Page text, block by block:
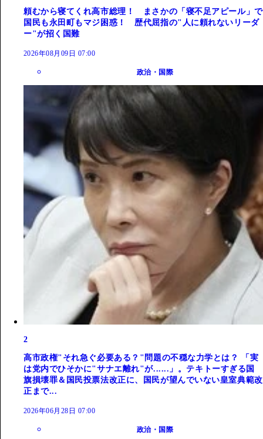
頼むから寝てくれ高市総理！ まさかの「寝不足アピール」で
国民も永田町もマジ困惑！ 歴代屈指の"人に頼れないリーダ
ー"が招く国難
2026年08月09日 07:00
政治・国際
2
高市政権"それ急ぐ必要ある？"問題の不穏な力学とは？ 「実
は党内でひそかに"サナエ離れ"が......」。テキトーすぎる国
旗損壊罪＆国民投票法改正に、国民が望んでいない皇室典範改
正まで...
2026年06月28日 07:00
政治・国際